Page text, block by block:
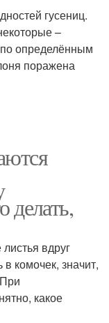
гусениц.
–
определённым
поражена
делать,
вдруг
в комочек, значит,
какое